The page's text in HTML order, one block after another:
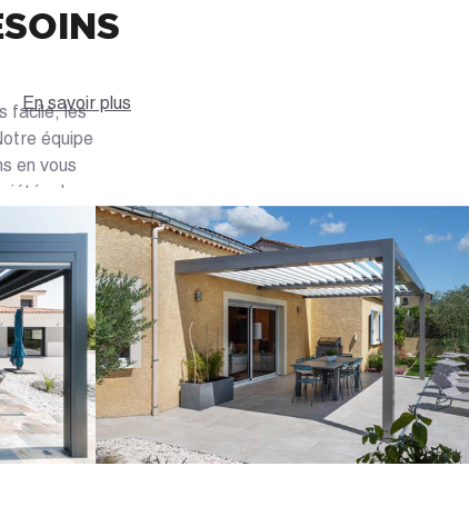
facile, les
équipe
en vous
de
ou
au
spécialistes
devis
de
DANS
En savoir plus